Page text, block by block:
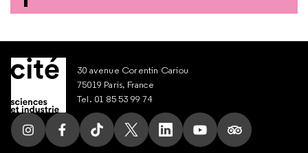
30 avenue Corentin Cariou
75019 Paris, France
Tel. 01 85 53 99 74
Suivez nous sur Instagram
Suivez nous sur Facebook
Suivez nous sur Tik Tok
Suivez nous sur X
Suivez nous sur LinkedIn
Suivez nous sur
Suivez nous